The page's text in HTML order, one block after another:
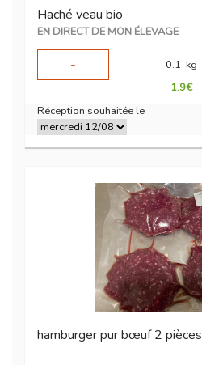
Haché veau bio
EN DIRECT DE MON ÉLEVAGE
-
0.1 kg
1.9€
Réception souhaitée le
hamburger pur bœuf 2 pièces